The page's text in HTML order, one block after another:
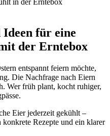
Ideen für eine
der Erntebox
entspannt feiern möchte,
Die Nachfrage nach Eiern
Wer früh plant, kocht ruhiger,
Eier jederzeit gekühlt –
Rezepte und ein klarer